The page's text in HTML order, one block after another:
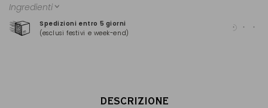
Spedizioni entro 5 giorni
(esclusi festivi e week-end)
Ingredienti
DESCRIZIONE